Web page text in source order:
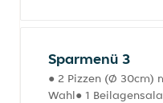
Sparmenü 3
● 2 Pizzen (Ø 30cm)
Wahl● 1